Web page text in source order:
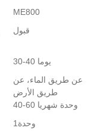
ME800
قبول
30-40 يوما
عن طريق الماء، عن
طريق الأرض
40-60 وحدة شهريا
وحدة1